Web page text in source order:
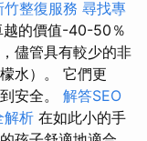
竹整復服務 尋找專
的價值-40-50％
儘管具有較少的非
水）。 它們更
安全。 解答SEO
解析 在如此小的手